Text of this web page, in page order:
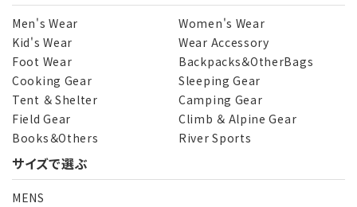
Men's Wear
Women's Wear
Kid's Wear
Wear Accessory
Foot Wear
Backpacks＆OtherBags
Cooking Gear
Sleeping Gear
Tent ＆ Shelter
Camping Gear
Field Gear
Climb ＆ Alpine Gear
Books＆Others
River Sports
サイズで選ぶ
MENS